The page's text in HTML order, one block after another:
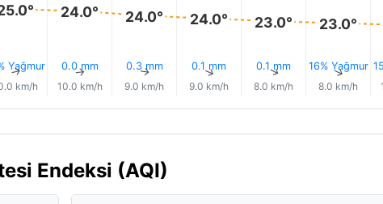
Yağmur
↑
km/h
24.0°
0.0 mm
↑
10.0 km/h
24.0°
0.3 mm
↑
9.0 km/h
24.0°
0.1 mm
↑
9.0 km/h
23.0°
0.1 mm
↑
8.0 km/h
23.0°
16% Yağmur
↑
8.0 km/h
Endeksi (AQI)